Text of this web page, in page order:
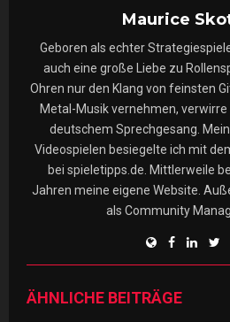
Maurice
Geboren als echter
auch eine große Liebe zu
Ohren nur den Klang von feinsten
Metal-Musik vernehmen,
deutschem Sprechgesang.
Videospielen besiegelte ich mit
bei spieletipps.de. Mittlerweile
Jahren meine eigene Website.
als Community
ÄHNLICHE BEITRÄGE